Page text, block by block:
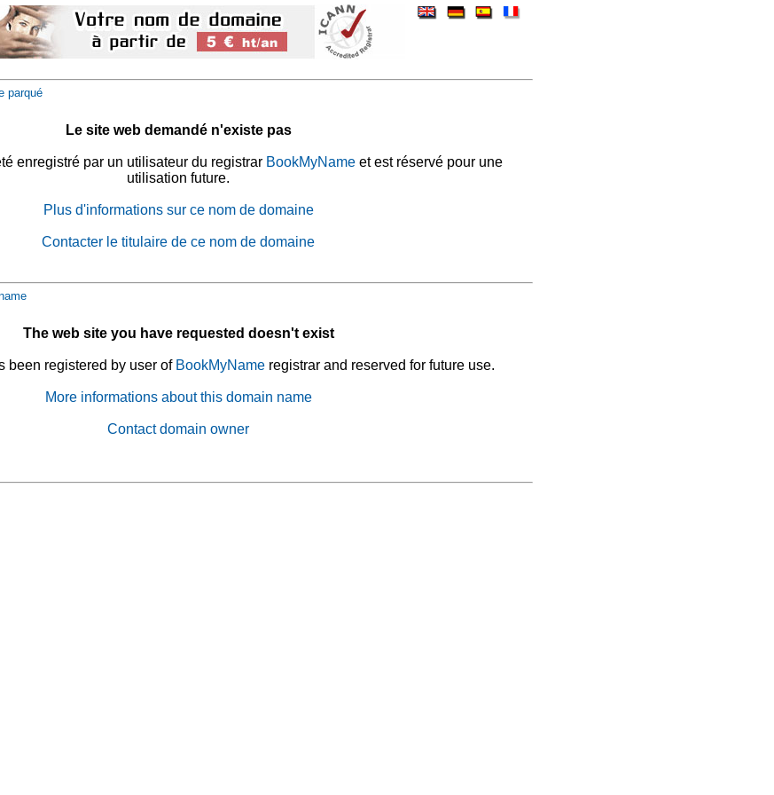
parqué
Le site web demandé n'existe pas
enregistré par un utilisateur du registrar BookMyName et est réservé pour une
utilisation future.
Plus d'informations sur ce nom de domaine
Contacter le titulaire de ce nom de domaine
The web site you have requested doesn't exist
been registered by user of BookMyName registrar and reserved for future use.
More informations about this domain name
Contact domain owner